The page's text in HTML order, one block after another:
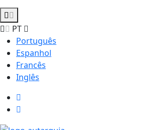
PT
Português
Espanhol
Francês
Inglês